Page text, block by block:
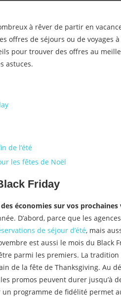
à rêver de partir en
offres de séjours ou de voyages
pour trouver des offres au
astuces.
de l’été
les fêtes de Noël
Friday
économies sur vos prochaines
D’abord, parce que les
de séjour d’été, mais
est aussi le mois du Black
parmi les premiers. La
de la fête de Thanksgiving. Au
les promos peuvent durer jusqu’à
programme de fidélité permet